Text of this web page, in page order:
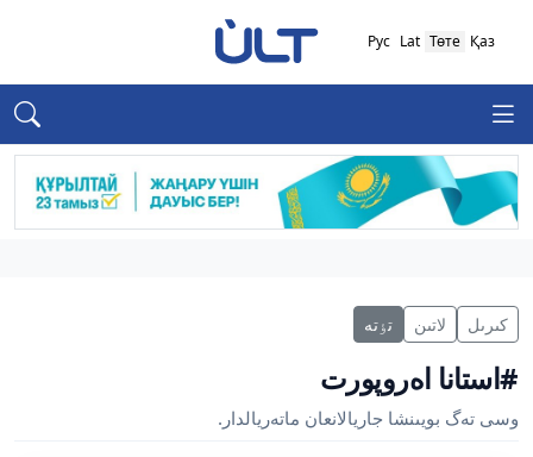
Қаз
Төте
Lat
Рус
كىرىل لاتىن تٶتە
#استانا اەروپورت
وسى تەگ بويىنشا جاريالانعان ماتەريالدار.